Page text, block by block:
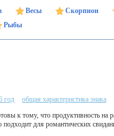
Весы Скорпион
Рыбы
год
общая характеристика знака
к тому, что продуктивность на
подходит для романтических